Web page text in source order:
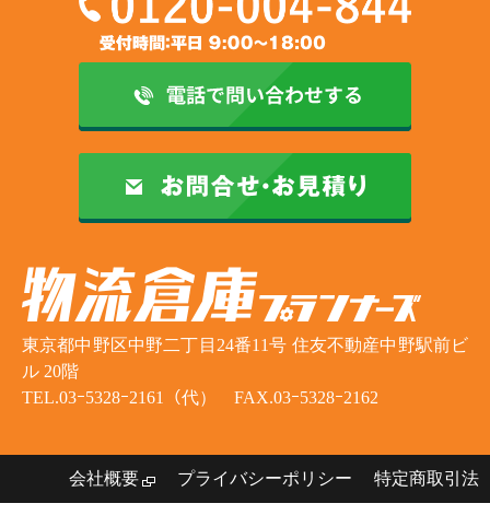
東京都中野区中野二丁目24番11号 住友不動産中野駅前ビ
ル 20階
TEL.03ｰ5328ｰ2161（代） FAX.03ｰ5328ｰ2162
会社概要 プライバシーポリシー 特定商取引法